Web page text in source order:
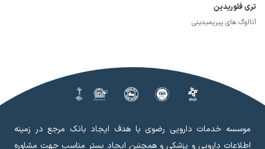
تری فلوریدین
آنالوگ های پیریمیدینی
موسسه خدمات دارویی رضوی با هدف ایجاد بانک مرجع در زمینه
اطلاعات دارویی و پزشکی و همچنین ایجاد بستر مناسب جهت مشاوره